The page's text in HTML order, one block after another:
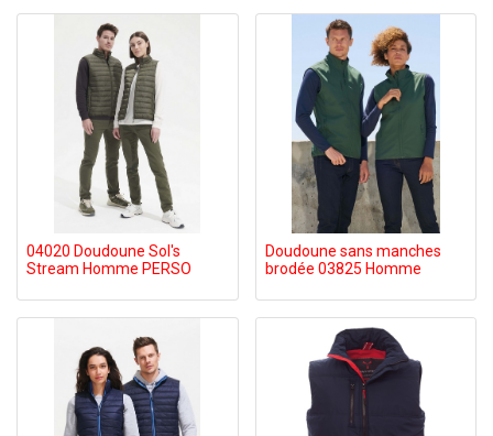
04020 Doudoune Sol's
Stream Homme PERSO
Doudoune sans manches
brodée 03825 Homme